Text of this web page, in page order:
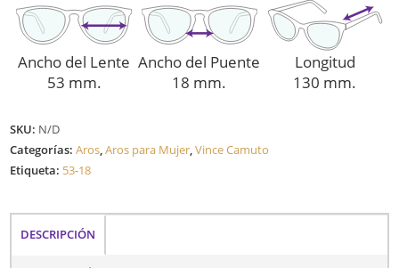
Ancho del Lente
53 mm.
Ancho del Puente
18 mm.
Longitud
130 mm.
SKU: N/D
Categorías:Aros,Aros para Mujer,Vince Camuto
Etiqueta: 53-18
DESCRIPCIÓN